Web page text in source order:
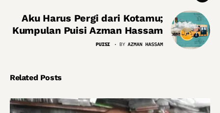
Aku Harus Pergi dari Kotamu;
Kumpulan Puisi Azman Hassam
PUISI BY AZMAN HASSAM
Related Posts